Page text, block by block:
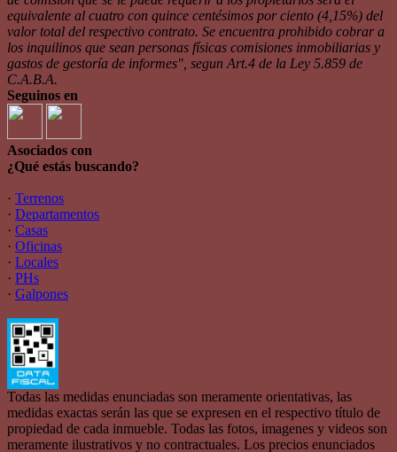
equivalente al cuatro con quince centésimos por ciento (4,15%) del
valor total del respectivo contrato. Se encuentra prohibido cobrar a
los inquilinos que sean personas físicas comisiones inmobiliarias y
gastos de gestoría de informes", segun Art.4 de la Ley 5.859 de
C.A.B.A.
Seguinos en
Asociados con
¿Qué estás buscando?
· Terrenos
· Departamentos
· Casas
· Oficinas
· Locales
· PHs
· Galpones
Todas las medidas enunciadas son meramente orientativas, las
medidas exactas serán las que se expresen en el respectivo título de
propiedad de cada inmueble. Todas las fotos, imagenes y videos son
meramente ilustrativos y no contractuales. Los precios enunciados